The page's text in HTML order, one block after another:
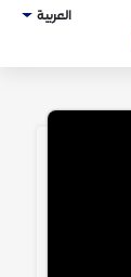
العربية